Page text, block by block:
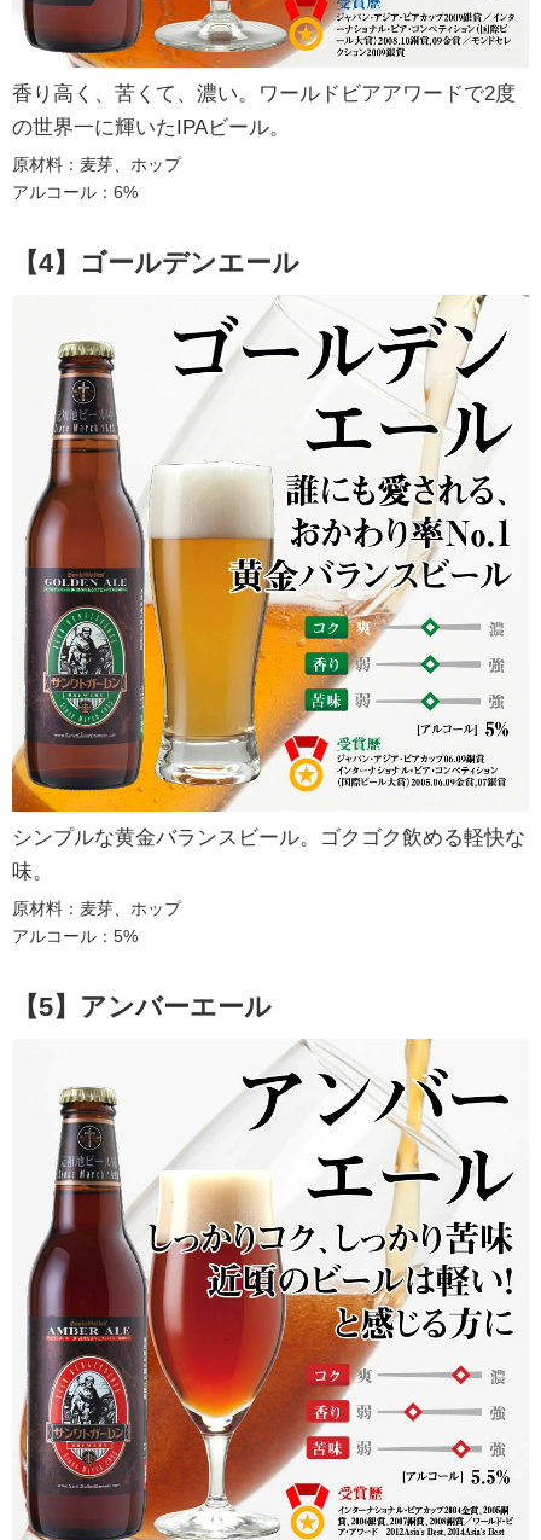
香り高く、苦くて、濃い。ワールドビアアワードで2度
の世界一に輝いたIPAビール。
原材料：麦芽、ホップ
アルコール：6%
【4】ゴールデンエール
シンプルな黄金バランスビール。ゴクゴク飲める軽快な
味。
原材料：麦芽、ホップ
アルコール：5%
【5】アンバーエール